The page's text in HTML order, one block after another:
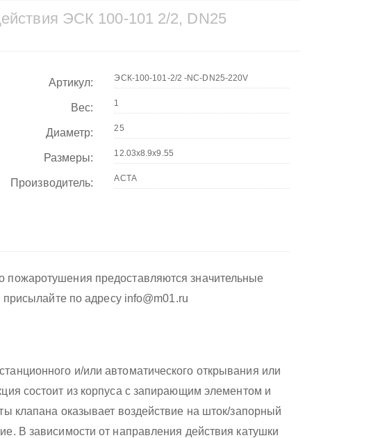
ЭСК 100-101 2/2, DN25
Артикул:
Вес:
Диаметр:
Размеры:
Производитель:
предоставляются значительные
присылайте по адресу info@m01.ru
и/или автоматического открывания или
состоит из корпуса с запирающим элементом и
клапана оказывает воздействие на шток/запорный
В зависимости от направления действия катушки